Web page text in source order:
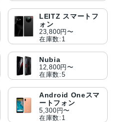
LEITZ スマートフ
ォン
23,800円〜
在庫数:1
Nubia
12,800円〜
在庫数:5
Android Oneスマ
ートフォン
5,300円〜
在庫数:1